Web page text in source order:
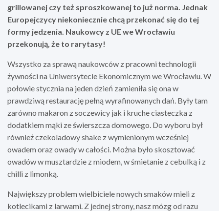
grillowanej czy też sproszkowanej to już norma. Jednak
Europejczycy niekoniecznie chcą przekonać się do tej
formy jedzenia. Naukowcy z UE we Wrocławiu
przekonują, że to rarytasy!
Wszystko za sprawą naukowców z pracowni technologii
żywności na Uniwersytecie Ekonomicznym we Wrocławiu. W
połowie stycznia na jeden dzień zamieniła się ona w
prawdziwą restaurację pełną wyrafinowanych dań. Były tam
zarówno makaron z soczewicy jak i kruche ciasteczka z
dodatkiem mąki ze świerszcza domowego. Do wyboru był
również czekoladowy shake z wymienionym wcześniej
owadem oraz owady w całości. Można było skosztować
owadów w musztardzie z miodem, w śmietanie z cebulką i z
chilli z limonką.
Największy problem wielbiciele nowych smaków mieli z
kotlecikami z larwami. Z jednej strony, nasz mózg od razu